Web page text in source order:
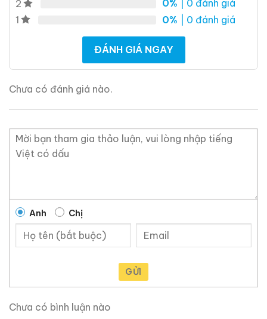
sâu, mang phong cách tối giản nhưng đầy uy nghi.
Điểm nhấn là họa tiết mạ vàng cách điệu, gợi liên
Huy hiệu danh dự
Sự trường tồn
Dòng chảy của thời gian và quyền lực lãnh đạo
Nút chai gỗ tự nhiên kết hợp cổ chai kim loại khắc chữ
Nhật tạo nên cảm giác trang trọng, đúng tinh thần
thiết kế trang nhã và kín đáo nhất của Suntory,
không phô trương nhưng đầy chiều sâu.
Phân loại và xuất xứ whisky
Nhà sản xuất:
Suntory
2
0% | 0 đánh giá
1
0% | 0 đánh giá
ĐÁNH GIÁ NGAY
Chưa có đánh giá nào.
Anh Chị
GỬI
Chưa có bình luận nào